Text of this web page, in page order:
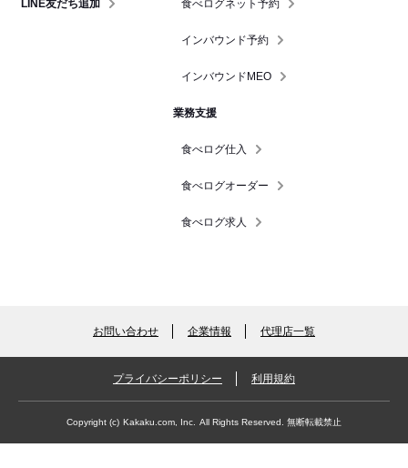
LINE友だち追加 食べログネット予約
インバウンド予約
インバウンドMEO
業務支援
食べログ仕入
食べログオーダー
食べログ求人
お問い合わせ 企業情報 代理店一覧
プライバシーポリシー 利用規約
Copyright (c) Kakaku.com, Inc. All Rights Reserved. 無断転載禁止